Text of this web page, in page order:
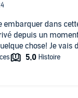
embarquer dans
depuis un
chose! Je vais